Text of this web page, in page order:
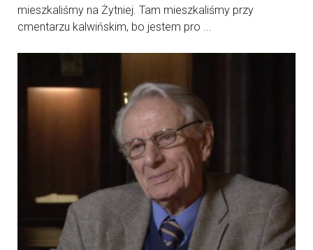
mieszkaliśmy na Żytniej. Tam mieszkaliśmy przy
cmentarzu kalwińskim, bo jestem pro ...